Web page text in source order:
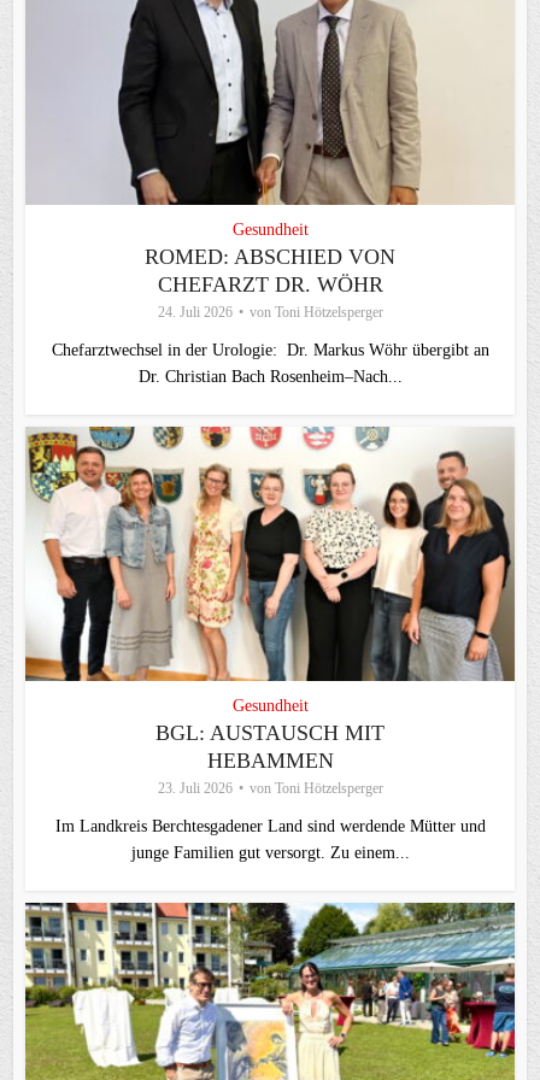
Gesundheit
ROMED: ABSCHIED VON
CHEFARZT DR. WÖHR
24. Juli 2026 von Toni Hötzelsperger
Chefarztwechsel in der Urologie: Dr. Markus Wöhr übergibt an
Dr. Christian Bach Rosenheim–Nach...
Gesundheit
BGL: AUSTAUSCH MIT
HEBAMMEN
23. Juli 2026 von Toni Hötzelsperger
Im Landkreis Berchtesgadener Land sind werdende Mütter und
junge Familien gut versorgt. Zu einem...